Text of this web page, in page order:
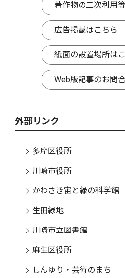
著作物の二次利用
広告掲載はこちら
紙面の設置場所は
Web版記事のお問
外部リンク
多摩区役所
川崎市役所
かわさき宙と緑の科学館
生田緑地
川崎市立図書館
麻生区役所
しんゆり・芸術のまち